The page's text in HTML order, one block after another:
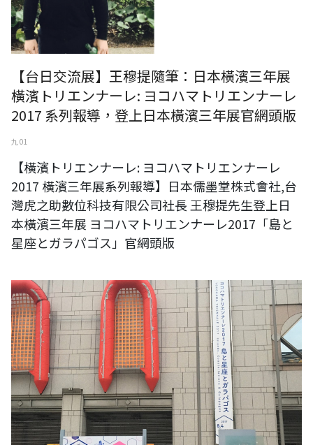
【台日交流展】王穆提隨筆：日本橫濱三年展
橫濱トリエンナーレ: ヨコハマトリエンナーレ
2017 系列報導，登上日本橫濱三年展官網頭版
九 01
【橫濱トリエンナーレ: ヨコハマトリエンナーレ
2017 橫濱三年展系列報導】日本儒墨堂株式會社,台
灣虎之助數位科技有限公司社長 王穆提先生登上日
本橫濱三年展 ヨコハマトリエンナーレ2017「島と
星座とガラパゴス」官網頭版
【橫濱トリエンナーレ: ヨコハマトリエンナーレ2017 橫濱三年展系列報
導】橫濱美術館與橫濱港未來線活動宣傳